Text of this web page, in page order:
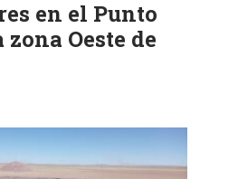
en el Punto
Oeste de